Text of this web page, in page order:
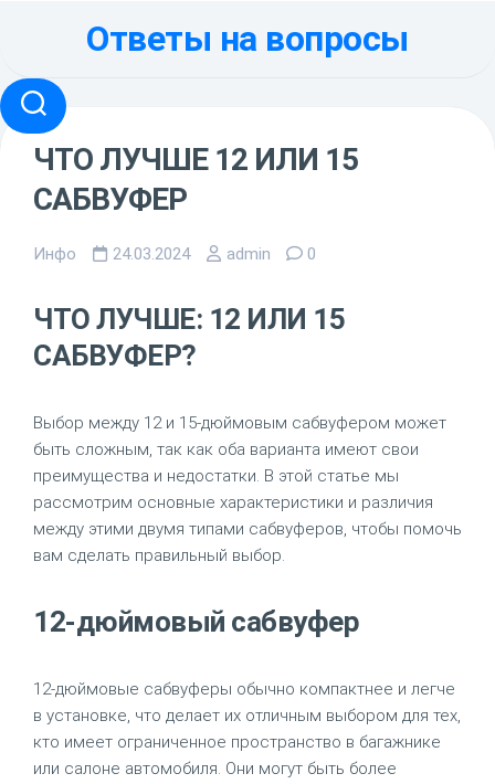
Ответы на вопросы
ЧТО ЛУЧШЕ 12 ИЛИ 15
САБВУФЕР
Инфо 24.03.2024 admin 0
ЧТО ЛУЧШЕ: 12 ИЛИ 15
САБВУФЕР?
Выбор между 12 и 15-дюймовым сабвуфером может
быть сложным, так как оба варианта имеют свои
преимущества и недостатки. В этой статье мы
рассмотрим основные характеристики и различия
между этими двумя типами сабвуферов, чтобы помочь
вам сделать правильный выбор.
12-дюймовый сабвуфер
12-дюймовые сабвуферы обычно компактнее и легче
в установке, что делает их отличным выбором для тех,
кто имеет ограниченное пространство в багажнике
или салоне автомобиля. Они могут быть более